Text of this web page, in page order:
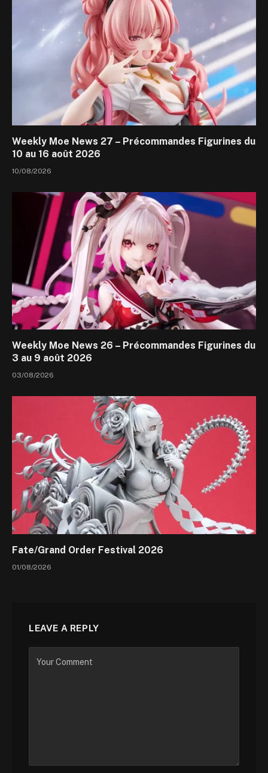
Weekly Moe News 27 – Précommandes Figurines du
10 au 16 août 2026
10/08/2026
Weekly Moe News 26 – Précommandes Figurines du
3 au 9 août 2026
03/08/2026
Fate/Grand Order Festival 2026
01/08/2026
LEAVE A REPLY